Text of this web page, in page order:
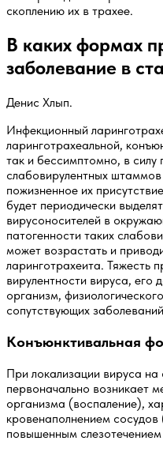
скоплению их в трахее.
В каких формах
заболевание в
Денис Хлып.
Инфекционный
ларинготрахеальной,
так и бессимптомно, в силу
слабовирулентных
пожизненное их
будет периодически
вирусоносителей в
патогенности таких
может возрастать и
ларинготрахеита. Тяжесть
вирулентности вируса,
организм,
сопутствующих
Конъюнктивальная
При локализации вируса на
первоначально возникает
организма (воспаление),
кровенаполнением
повышенным